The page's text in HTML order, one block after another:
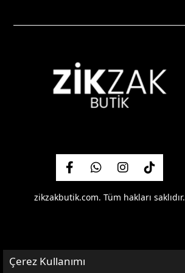
zikzakbutik.com. Tüm hakları saklıdır.
Çerez Kullanımı